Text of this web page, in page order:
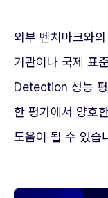
외부 벤치마크와
기관이나 국제 표
Detection 성능 평
한 평가에서 양호
도움이 될 수 있습